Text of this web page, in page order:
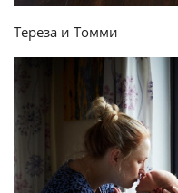
Тереза и Томми